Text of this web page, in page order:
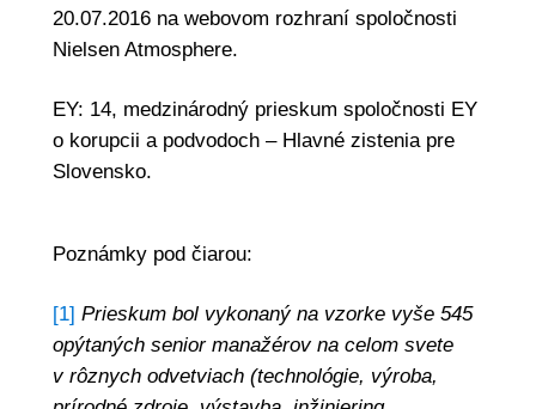
20.07.2016 na webovom rozhraní spoločnosti
Nielsen Atmosphere.
EY: 14, medzinárodný prieskum spoločnosti EY
o korupcii a podvodoch – Hlavné zistenia pre
Slovensko.
Poznámky pod čiarou:
[1] Prieskum bol vykonaný na vzorke vyše 545
opýtaných senior manažérov na celom svete
v rôznych odvetviach (technológie, výroba,